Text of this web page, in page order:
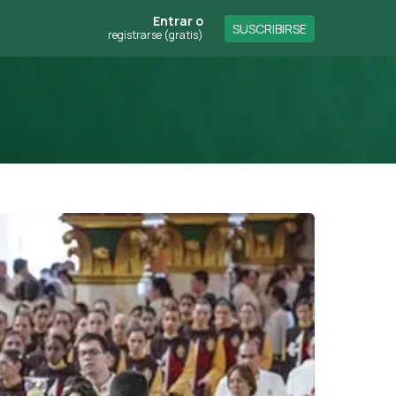
Entrar o
registrarse (gratis) SUSCRIBIRSE